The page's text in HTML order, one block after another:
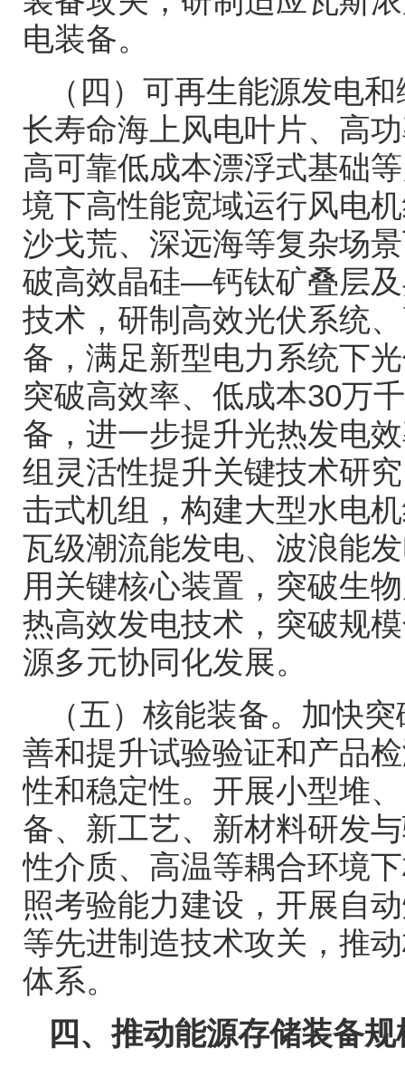
电装备。
（四）可再生能源发电
长寿命海上风电叶片、高
高可靠低成本漂浮式基础
境下高性能宽域运行风电
沙戈荒、深远海等复杂场
破高效晶硅—钙钛矿叠层及
技术，研制高效光伏系统
备，满足新型电力系统下
突破高效率、低成本30万
备，进一步提升光热发电
组灵活性提升关键技术研
击式机组，构建大型水电
瓦级潮流能发电、波浪能
用关键核心装置，突破生
热高效发电技术，突破规
源多元协同化发展。
（五）核能装备。加快
善和提升试验验证和产品
性和稳定性。开展小型堆
备、新工艺、新材料研发
性介质、高温等耦合环境
照考验能力建设，开展自
等先进制造技术攻关，推
体系。
四、推动能源存储装备